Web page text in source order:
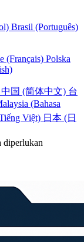
Brasil (Português)
(Français) Polska
中国 (简体中文) 台
(Bahasa
Việt) 日本 (日
diperlukan